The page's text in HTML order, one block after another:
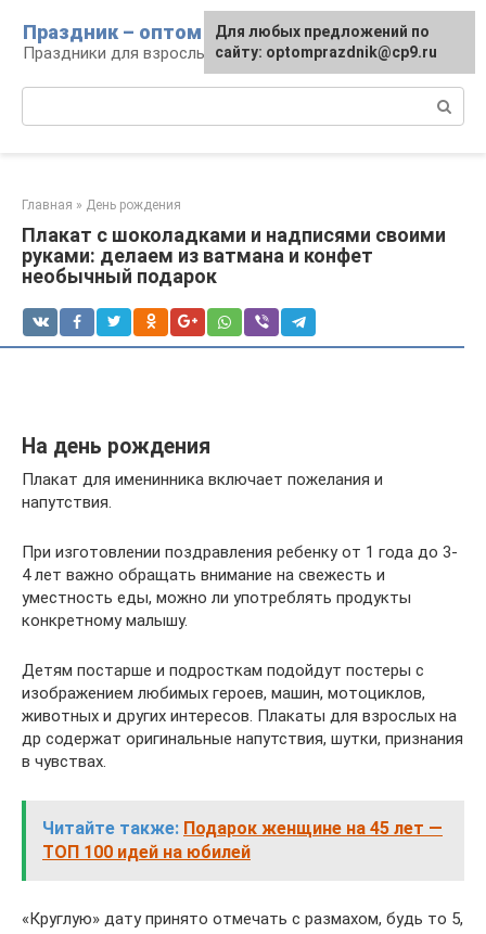
контенту
Праздник – оптом
Праздники для взрослых и детей
Главная » День рождения
Плакат с шоколадками и надписями своими
руками: делаем из ватмана и конфет
необычный подарок
На день рождения
Плакат для именинника включает пожелания и
напутствия.
При изготовлении поздравления ребенку от 1 года до 3-
4 лет важно обращать внимание на свежесть и
уместность еды, можно ли употреблять продукты
конкретному малышу.
Детям постарше и подросткам подойдут постеры с
изображением любимых героев, машин, мотоциклов,
животных и других интересов. Плакаты для взрослых на
др содержат оригинальные напутствия, шутки, признания
в чувствах.
Читайте также: Подарок женщине на 45 лет —
ТОП 100 идей на юбилей
«Круглую» дату принято отмечать с размахом, будь то 5,
Для любых предложений по
сайту: optomprazdnik@cp9.ru